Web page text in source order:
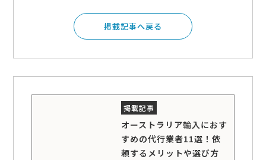
掲載記事へ戻る
オーストラリア輸入におす
すめの代行業者11選！依
頼するメリットや選び方